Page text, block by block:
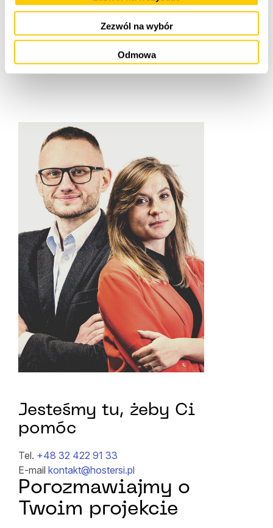
Zezwól na wybór
Odmowa
Jesteśmy tu, żeby Ci
pomóc
Tel. +48 32 422 91 33
E-mail kontakt@hostersi.pl
Porozmawiajmy o
Twoim projekcie